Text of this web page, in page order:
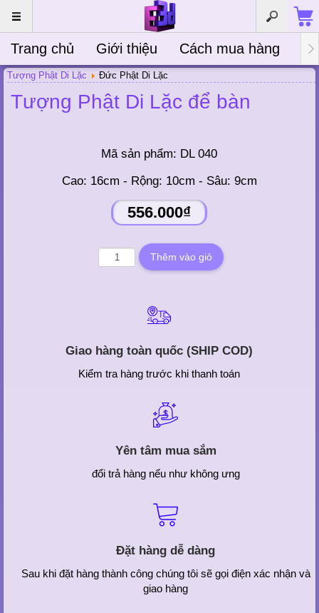
Trang chủ Giới thiệu Cách mua hàng
Tượng Phật Di Lặc Đức Phật Di Lặc
Tượng Phật Di Lặc để bàn
Mã sản phẩm: DL 040
Cao: 16cm - Rộng: 10cm - Sâu: 9cm
556.000₫
Giao hàng toàn quốc (SHIP COD)
Kiểm tra hàng trước khi thanh toán
Yên tâm mua sắm
đổi trả hàng nếu như không ưng
Đặt hàng dễ dàng
Sau khi đặt hàng thành công chúng tôi sẽ gọi điện xác nhận và
giao hàng